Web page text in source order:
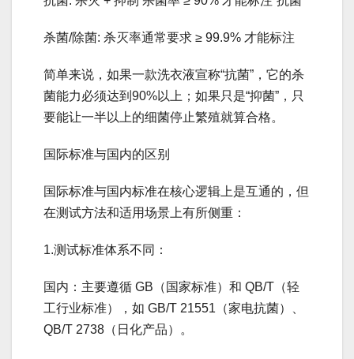
杀菌/除菌: 杀灭率通常要求 ≥ 99.9% 才能标注
简单来说，如果一款洗衣液宣称“抗菌”，它的杀
菌能力必须达到90%以上；如果只是“抑菌”，只
要能让一半以上的细菌停止繁殖就算合格。
国际标准与国内的区别
国际标准与国内标准在核心逻辑上是互通的，但
在测试方法和适用场景上有所侧重：
1.测试标准体系不同：
国内：主要遵循 GB（国家标准）和 QB/T（轻
工行业标准），如 GB/T 21551（家电抗菌）、
QB/T 2738（日化产品）。